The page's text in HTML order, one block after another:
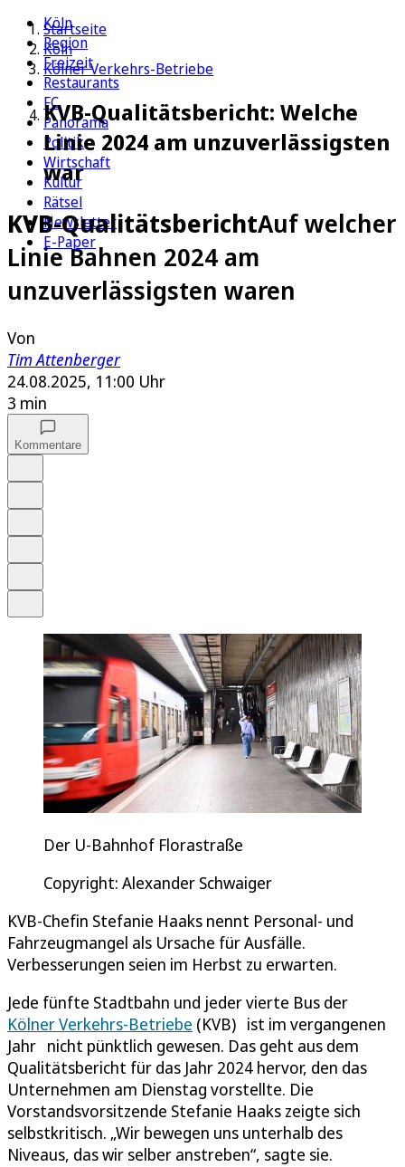
Köln
Region
Freizeit
Restaurants
FC
Panorama
Politik
Wirtschaft
Kultur
Rätsel
Newsletter
E-Paper
Startseite
Köln
Kölner Verkehrs-Betriebe
KVB-Qualitätsbericht: Welche
Linie 2024 am unzuverlässigsten
war
KVB-QualitätsberichtAuf welcher
Linie Bahnen 2024 am
unzuverlässigsten waren
Von
Tim Attenberger
24.08.2025, 11:00 Uhr
3 min
Kommentare
Der U-Bahnhof Florastraße
Copyright: Alexander Schwaiger
KVB-Chefin Stefanie Haaks nennt Personal- und
Fahrzeugmangel als Ursache für Ausfälle.
Verbesserungen seien im Herbst zu erwarten.
Jede fünfte Stadtbahn und jeder vierte Bus der
Kölner Verkehrs-Betriebe (KVB) ist im vergangenen
Jahr nicht pünktlich gewesen. Das geht aus dem
Qualitätsbericht für das Jahr 2024 hervor, den das
Unternehmen am Dienstag vorstellte. Die
Vorstandsvorsitzende Stefanie Haaks zeigte sich
selbstkritisch. „Wir bewegen uns unterhalb des
Niveaus, das wir selber anstreben“, sagte sie.